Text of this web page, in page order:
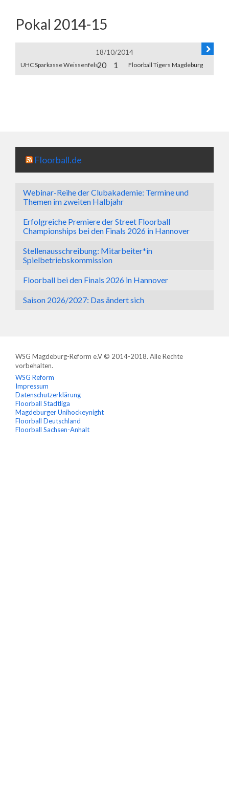
Pokal 2014-15
18/10/2014
UHC Sparkasse Weissenfels20 1 Floorball Tigers Magdeburg
Floorball.de
Webinar-Reihe der Clubakademie: Termine und
Themen im zweiten Halbjahr
Erfolgreiche Premiere der Street Floorball
Championships bei den Finals 2026 in Hannover
Stellenausschreibung: Mitarbeiter*in
Spielbetriebskommission
Floorball bei den Finals 2026 in Hannover
Saison 2026/2027: Das ändert sich
WSG Magdeburg-Reform e.V © 2014-2018. Alle Rechte
vorbehalten.
WSG Reform
Impressum
Datenschutzerklärung
Floorball Stadtliga
Magdeburger Unihockeynight
Floorball Deutschland
Floorball Sachsen-Anhalt